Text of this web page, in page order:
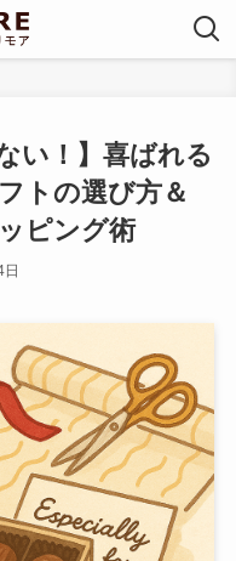
い！】喜ばれる
トの選び方＆
ピング術